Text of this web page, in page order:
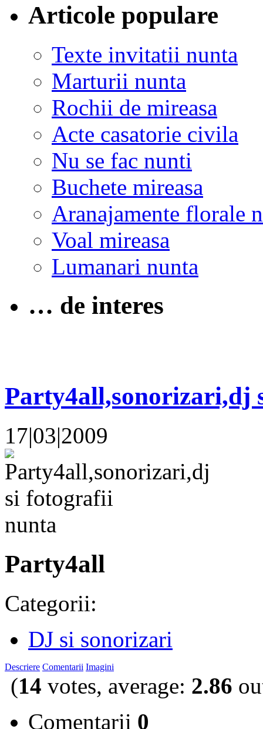
Articole populare
Texte invitatii nunta
Marturii nunta
Rochii de mireasa
Acte casatorie civila
Nu se fac nunti
Buchete mireasa
Aranajamente florale
Voal mireasa
Lumanari nunta
… de interes
Party4all,sonorizari,dj
17|03|2009
Party4all
Categorii:
DJ si sonorizari
Descriere Comentarii Imagini
(14 votes, average: 2.86
Comentarii 0